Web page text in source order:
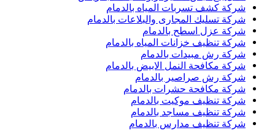
شركة كشف تسربات المياه بالدمام
شركة تسليك المجارى والبلاعات بالدمام
شركة عزل اسطح بالدمام
شركة تنظيف خزانات المياه بالدمام
شركة رش مبيدات بالدمام
شركة مكافحة النمل الابيض بالدمام
شركة رش صراصير بالدمام
شركة مكافحة حشرات بالدمام
شركة تنظيف موكيت بالدمام
شركة تنظيف مساجد بالدمام
شركة تنظيف مدارس بالدمام